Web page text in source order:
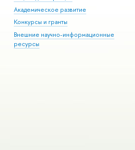
Академическое развитие
Конкурсы и гранты
Внешние научно-информационные
ресурсы